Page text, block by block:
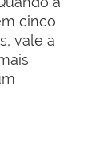
cinco
vale a